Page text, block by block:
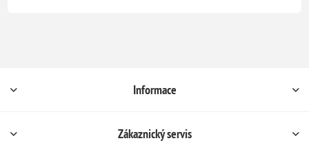
Informace
Zákaznický servis